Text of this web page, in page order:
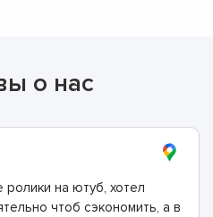
о нас
на ютуб, хотел
чтоб сэкономить, а в